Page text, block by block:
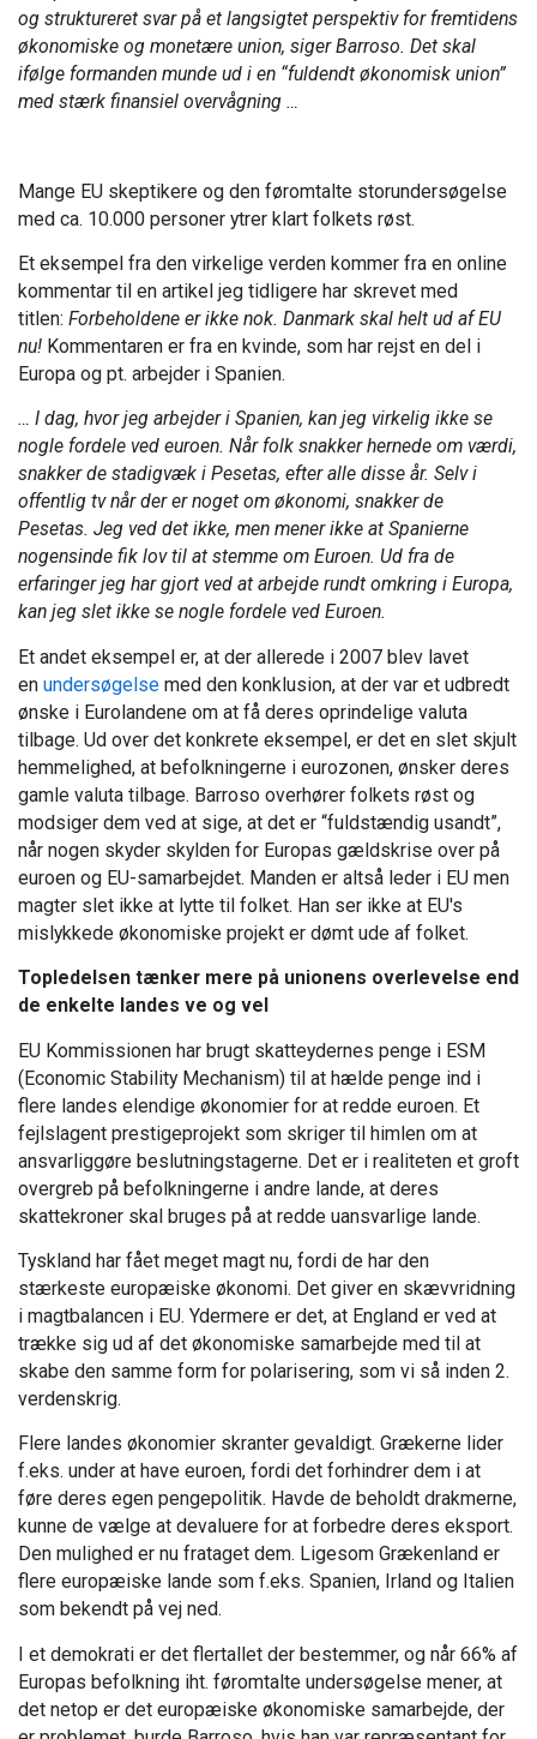
og struktureret svar på et langsigtet perspektiv for fremtidens
økonomiske og monetære union, siger Barroso. Det skal
ifølge formanden munde ud i en “fuldendt økonomisk union”
med stærk finansiel overvågning …
Mange EU skeptikere og den føromtalte storundersøgelse
med ca. 10.000 personer ytrer klart folkets røst.
Et eksempel fra den virkelige verden kommer fra en online
kommentar til en artikel jeg tidligere har skrevet med
titlen: Forbeholdene er ikke nok. Danmark skal helt ud af EU
nu! Kommentaren er fra en kvinde, som har rejst en del i
Europa og pt. arbejder i Spanien.
… I dag, hvor jeg arbejder i Spanien, kan jeg virkelig ikke se
nogle fordele ved euroen. Når folk snakker hernede om værdi,
snakker de stadigvæk i Pesetas, efter alle disse år. Selv i
offentlig tv når der er noget om økonomi, snakker de
Pesetas. Jeg ved det ikke, men mener ikke at Spanierne
nogensinde fik lov til at stemme om Euroen. Ud fra de
erfaringer jeg har gjort ved at arbejde rundt omkring i Europa,
kan jeg slet ikke se nogle fordele ved Euroen.
Et andet eksempel er, at der allerede i 2007 blev lavet
en undersøgelse med den konklusion, at der var et udbredt
ønske i Eurolandene om at få deres oprindelige valuta
tilbage. Ud over det konkrete eksempel, er det en slet skjult
hemmelighed, at befolkningerne i eurozonen, ønsker deres
gamle valuta tilbage. Barroso overhører folkets røst og
modsiger dem ved at sige, at det er “fuldstændig usandt”,
når nogen skyder skylden for Europas gældskrise over på
euroen og EU-samarbejdet. Manden er altså leder i EU men
magter slet ikke at lytte til folket. Han ser ikke at EU's
mislykkede økonomiske projekt er dømt ude af folket.
Topledelsen tænker mere på unionens overlevelse end
de enkelte landes ve og vel
EU Kommissionen har brugt skatteydernes penge i ESM
(Economic Stability Mechanism) til at hælde penge ind i
flere landes elendige økonomier for at redde euroen. Et
fejlslagent prestigeprojekt som skriger til himlen om at
ansvarliggøre beslutningstagerne. Det er i realiteten et groft
overgreb på befolkningerne i andre lande, at deres
skattekroner skal bruges på at redde uansvarlige lande.
Tyskland har fået meget magt nu, fordi de har den
stærkeste europæiske økonomi. Det giver en skævvridning
i magtbalancen i EU. Ydermere er det, at England er ved at
trække sig ud af det økonomiske samarbejde med til at
skabe den samme form for polarisering, som vi så inden 2.
verdenskrig.
Flere landes økonomier skranter gevaldigt. Grækerne lider
f.eks. under at have euroen, fordi det forhindrer dem i at
føre deres egen pengepolitik. Havde de beholdt drakmerne,
kunne de vælge at devaluere for at forbedre deres eksport.
Den mulighed er nu frataget dem. Ligesom Grækenland er
flere europæiske lande som f.eks. Spanien, Irland og Italien
som bekendt på vej ned.
I et demokrati er det flertallet der bestemmer, og når 66% af
Europas befolkning iht. føromtalte undersøgelse mener, at
det netop er det europæiske økonomiske samarbejde, der